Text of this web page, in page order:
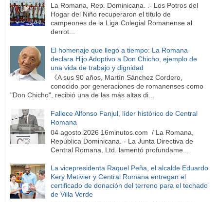
La Romana, Rep. Dominicana. .- Los Potros del
Hogar del Niño recuperaron el título de
campeones de la Liga Colegial Romanense al
derrot...
El homenaje que llegó a tiempo: La Romana
declara Hijo Adoptivo a Don Chicho, ejemplo de
una vida de trabajo y dignidad
《A sus 90 años, Martín Sánchez Cordero,
conocido por generaciones de romanenses como
"Don Chicho", recibió una de las más altas di...
Fallece Alfonso Fanjul, líder histórico de Central
Romana
04 agosto 2026 16minutos.com / La Romana,
República Dominicana. - La Junta Directiva de
Central Romana, Ltd. lamentó profundame...
La vicepresidenta Raquel Peña, el alcalde Eduardo
Kery Metivier y Central Romana entregan el
certificado de donación del terreno para el techado
de Villa Verde